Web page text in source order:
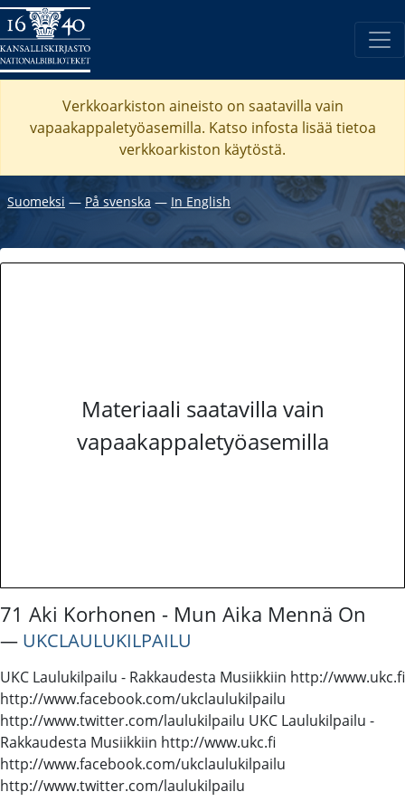
Verkkoarkiston aineisto on saatavilla vain
vapaakappaletyöasemilla. Katso infosta lisää tietoa
verkkoarkiston käytöstä.
Suomeksi ― På svenska ― In English
Materiaali saatavilla vain
vapaakappaletyöasemilla
71 Aki Korhonen - Mun Aika Mennä On
― UKCLAULUKILPAILU
UKC Laulukilpailu - Rakkaudesta Musiikkiin http://www.ukc.fi
http://www.facebook.com/ukclaulukilpailu
http://www.twitter.com/laulukilpailu UKC Laulukilpailu -
Rakkaudesta Musiikkiin http://www.ukc.fi
http://www.facebook.com/ukclaulukilpailu
http://www.twitter.com/laulukilpailu